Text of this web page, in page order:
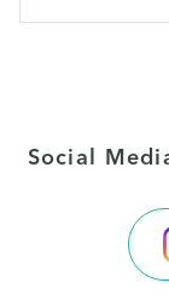
Social